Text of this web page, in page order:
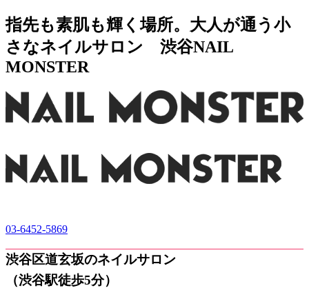
指先も素肌も輝く場所。大人が通う小
さなネイルサロン 渋谷NAIL
MONSTER
03-6452-5869
渋谷区道玄坂のネイルサロン
（渋谷駅徒歩5分）